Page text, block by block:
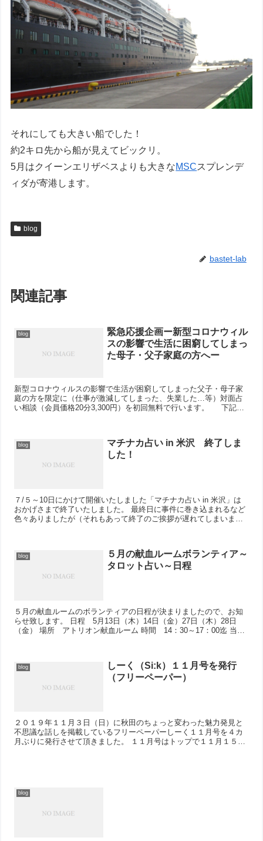
それにしても大きい船でした！
約2キロ先から船が見えてビックリ。
5月はクイーンエリザベスよりも大きなMSCスプレンデ
ィダが寄港します。
blog
bastet-lab
関連記事
blog
緊急応援企画ー新型コロナウィル
スの影響で生活に困窮してしまっ
た母子・父子家庭の方へー
新型コロナウィルスの影響で生活が困窮してしまった父子・母子家
庭の方を限定に（仕事が激減してしまった、失業した…等）対面占
い相談（会員価格20分3,300円）を初回無料で行います。 下記項
blog
マチナカ占い in 米沢 終了しま
した！
７/５～10日にかけて開催いたしました「マチナカ占い in 米沢」は
おかげさまで終了いたしました。 最終日に事件に巻き込まれるなど
色々ありましたが（それもあって終了のご挨拶が遅れてしまいまし
blog
５月の献血ルームボランティア～
タロット占い～日程
５月の献血ルームのボランティアの日程が決まりましたので、お知
らせ致します。 日程 5月13日（木）14日（金）27日（木）28日
（金） 場所 アトリオン献血ルーム 時間 14：30～17：00迄 当日
blog
しーく（Si:k）１１月号を発行
（フリーペーパー）
２０１９年１１月３日（日）に秋田のちょっと変わった魅力発見と
不思議な話しを掲載しているフリーペーパーしーく１１月号を４カ
月ぶりに発行させて頂きました。 １１月号はトップで１１月１５日
blog